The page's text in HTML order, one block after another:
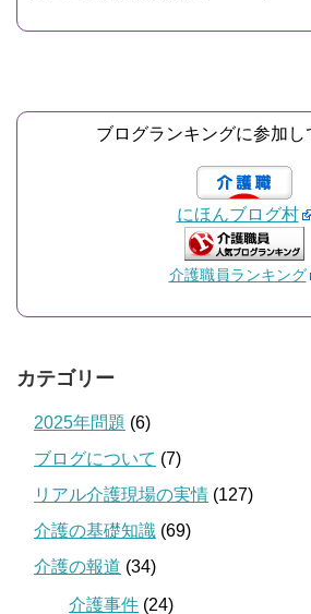
ブログランキングに参加し
にほんブログ村
介護職員ランキング
カテゴリー
2025年問題 (6)
ブログについて (7)
リアル介護現場の実情 (127)
介護の基礎知識 (69)
介護の報道 (34)
介護事件 (24)